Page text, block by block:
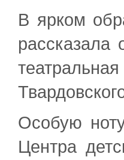
В ярком
Особую
Центра